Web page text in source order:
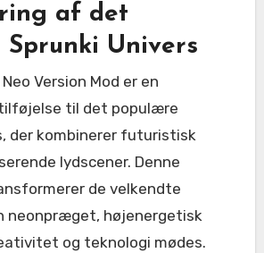
af det
Sprunki Univers
til det populære
der kombinerer futuristisk
lydscener. Denne
de velkendte
neonpræget, højenergetisk
og teknologi mødes.